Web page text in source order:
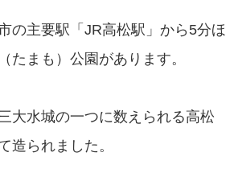
の主要駅「JR高松駅」から5分ほ
たまも）公園があります。
大水城の一つに数えられる高松
造られました。